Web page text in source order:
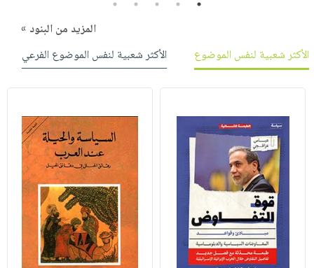
1
2
3
4
5
المزيد من البنود »
الأكثر شعبية لنفس الموضوع
الأكثر شعبية لنفس الموضوع الفرعي